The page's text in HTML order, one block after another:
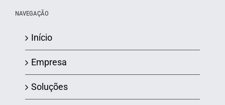
NAVEGAÇÃO
Início
Empresa
Soluções